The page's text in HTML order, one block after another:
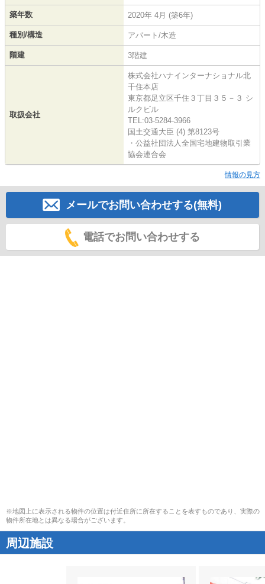
築年数 2020年 4月 (築6年)
種別/構造 アパート/木造
階建 3階建
取扱会社
株式会社ハナインターナショナル北
千住本店
東京都足立区千住３丁目３５－３ シ
ルクビル
TEL:03-5284-3966
国土交通大臣 (4) 第8123号
・公益社団法人全国宅地建物取引業
協会連合会
情報の見方
メールでお問い合わせする(無料)
電話でお問い合わせする
※地図上に表示される物件の位置は付近住所に所在することを表すものであり、実際の
物件所在地とは異なる場合がございます。
周辺施設